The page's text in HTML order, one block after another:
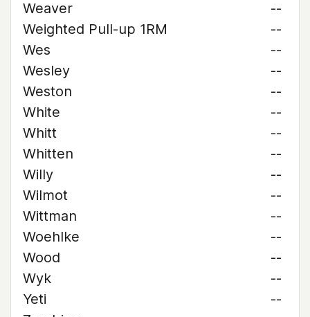
Weaver
--
Weighted Pull-up 1RM
--
Wes
--
Wesley
--
Weston
--
White
--
Whitt
--
Whitten
--
Willy
--
Wilmot
--
Wittman
--
Woehlke
--
Wood
--
Wyk
--
Yeti
--